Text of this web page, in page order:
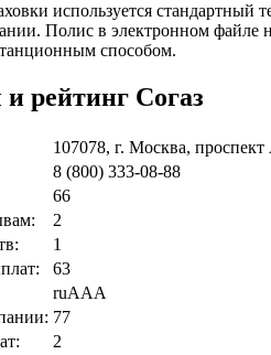
используется
Полис в электронном файле
способом.
рейтинг Согаз
107078, г. Москва,
8 (800) 333-08-88
66
2
1
63
ruAAA
77
2